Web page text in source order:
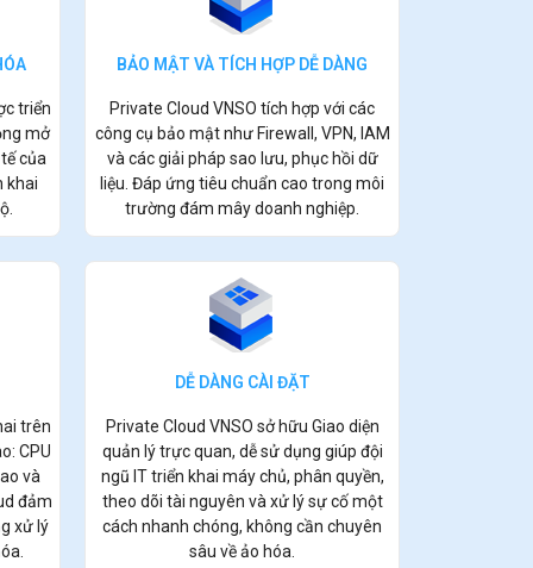
triển
mở
của
khai
trên
CPU
và
đảm
xử lý
BẢO MẬT VÀ TÍCH HỢP DỄ DÀNG
Private Cloud VNSO tích hợp với các
công cụ bảo mật như Firewall, VPN, IAM
và các giải pháp sao lưu, phục hồi dữ
liệu. Đáp ứng tiêu chuẩn cao trong môi
trường đám mây doanh nghiệp.
DỄ DÀNG CÀI ĐẶT
Private Cloud VNSO sở hữu Giao diện
quản lý trực quan, dễ sử dụng giúp đội
ngũ IT triển khai máy chủ, phân quyền,
theo dõi tài nguyên và xử lý sự cố một
cách nhanh chóng, không cần chuyên
sâu về ảo hóa.